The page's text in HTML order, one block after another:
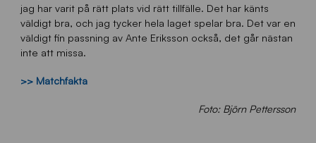
jag har varit på rätt plats vid rätt tillfälle. Det har känts
väldigt bra, och jag tycker hela laget spelar bra. Det var en
väldigt fin passning av Ante Eriksson också, det går nästan
inte att missa.
>> Matchfakta
Foto: Björn Pettersson